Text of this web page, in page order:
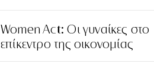
Women Act: Οι γυναίκες στο
επίκεντρο της οικονομίας